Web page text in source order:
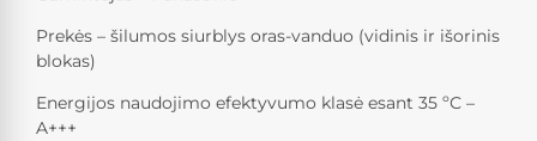
Prekės – šilumos siurblys oras-vanduo (vidinis ir išorinis
blokas)
Energijos naudojimo efektyvumo klasė esant 35 ºС –
A+++